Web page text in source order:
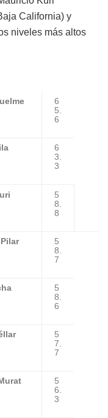
California) y
niveles más altos
6
5.
6
6
3.
3
5
8.
8
5
8.
7
5
8.
6
5
7.
7
5
6.
3